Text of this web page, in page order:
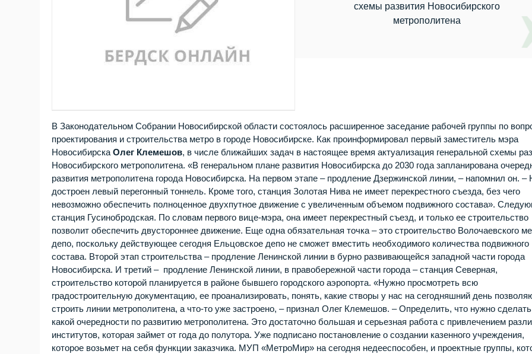
схемы развития Новосибирского
метрополитена
В Законодательном Собрании Новосибирской области состоялось расширенное заседание рабочей группы по
проектирования и строительства метро в городе Новосибирске. Как проинформировал первый заместитель мэра
НовосибирскаОлег Клемешов, в числе ближайших задач в настоящее время актуализация генеральной схемы
Новосибирского метрополитена. «В генеральном плане развития Новосибирска до 2030 года запланирована
развития метрополитена города Новосибирска. На первом этапе – продление Дзержинской линии, – напомнил он. –
достроен левый перегонный тоннель. Кроме того, станция Золотая Нива не имеет перекрестного съезда, без чего
невозможно обеспечить полноценное двухпутное движение с увеличенным объемом подвижного состава».
станция Гусинобродская. По словам первого вице-мэра, она имеет перекрестный съезд, и только ее строительство
позволит обеспечить двустороннее движение. Еще одна обязательная точка – это строительство Волочаевского
депо, поскольку действующее сегодня Ельцовское депо не сможет вместить необходимого количества подвижного
состава. Второй этап строительства – продление Ленинской линии в бурно развивающейся западной части города
Новосибирска. И третий – продление Ленинской линии, в правобережной части города – станция Северная,
строительство которой планируется в районе бывшего городского аэропорта. «Нужно просмотреть всю
градостроительную документацию, ее проанализировать, понять, какие створы у нас на сегодняшний день
строить линии метрополитена, а что-то уже застроено, – признал Олег Клемешов. – Определить, что нужно
какой очередности по развитию метрополитена. Это достаточно большая и серьезная работа с привлечением
институтов, которая займет от года до полутора. Уже подписано постановление о создании казенного учреждения,
которое возьмет на себя функции заказчика. МУП «МетроМир» на сегодня недееспособен, и проектные группы,